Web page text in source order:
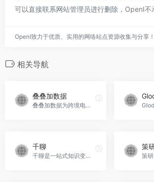
可以直接联系网站管理员进行删除，OpenI不
OpenI致力于优质、实用的网络站点资源收集与分享！
相关导航
叠叠加数据
叠叠加数据为跨境电商卖家提供AI选品和市场分析工具，助力Temu平台的产品选择与监控。
千聊
千聊是一站式知识变现工具，提供课程、解读和学习社区服务。
策